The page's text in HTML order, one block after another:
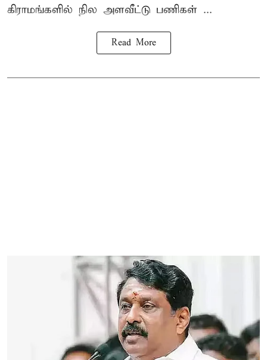
கிராமங்களில் நில அளவீட்டு பணிகள் ...
Read More